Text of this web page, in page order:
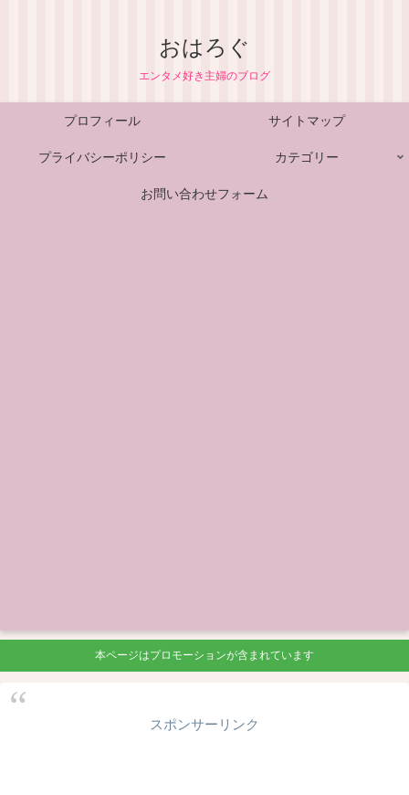
おはろぐ
エンタメ好き主婦のブログ
プロフィール サイトマップ
プライバシーポリシー カテゴリー
お問い合わせフォーム
本ページはプロモーションが含まれています
スポンサーリンク